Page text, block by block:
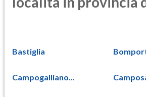
Bastiglia
Campogalliano...